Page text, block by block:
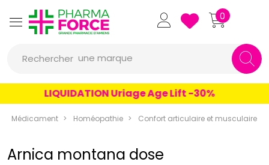
Pharmaforce Grande Pharmacie
0
Rechercher
un produit
une marque
LIQUIDATION Uriage Age Lift -30%
Médicament Homéopathie Confort articulaire et musculaire
Arnica montana dose